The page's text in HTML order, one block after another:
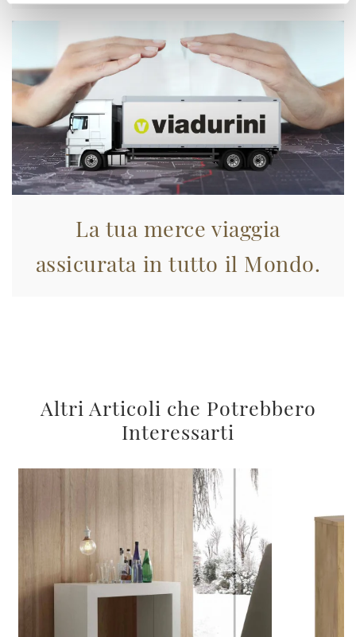
La tua merce viaggia
assicurata in tutto il Mondo.
Altri Articoli che Potrebbero
Interessarti